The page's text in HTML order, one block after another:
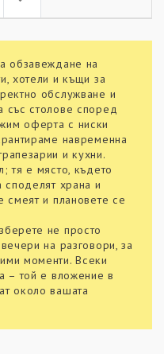
обзавеждане на
хотели и къщи за
обслужване и
със столове според
оферта с ниски
навременна
и кухни.
тя е място, където
споделят храна и
смеят и плановете се
не просто
на разговори, за
моменти. Всеки
– той е вложение в
около вашата